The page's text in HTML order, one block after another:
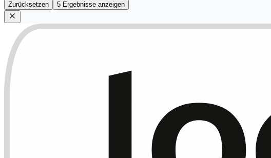
Zurücksetzen 5 Ergebnisse anzeigen